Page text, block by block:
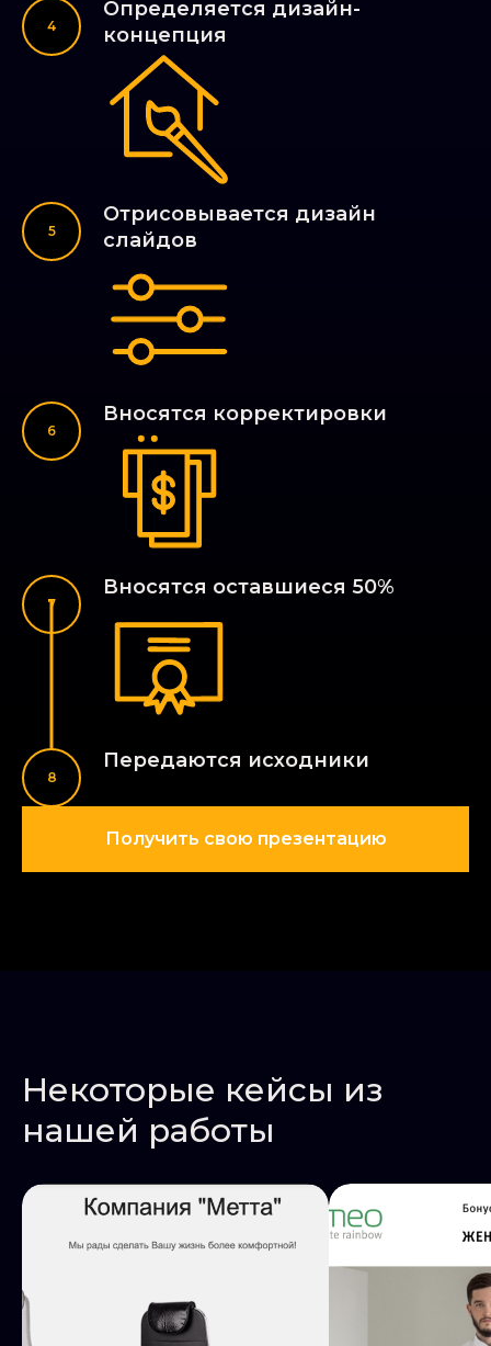
Определяется дизайн-
концепция
Отрисовывается дизайн
слайдов
Вносятся корректировки
Вносятся оставшиеся 50%
Передаются исходники
Получить свою презентацию
Некоторые кейсы из
нашей работы